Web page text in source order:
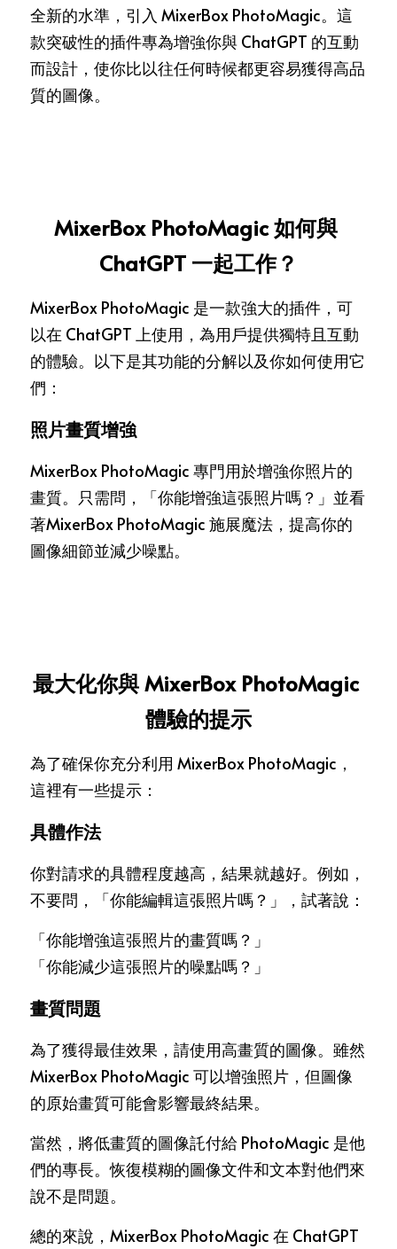
全新的水準，引入 MixerBox PhotoMagic。這
款突破性的插件專為增強你與 ChatGPT 的互動
而設計，使你比以往任何時候都更容易獲得高品
質的圖像。
MixerBox PhotoMagic 如何與
ChatGPT 一起工作？
MixerBox PhotoMagic 是一款強大的插件，可
以在 ChatGPT 上使用，為用戶提供獨特且互動
的體驗。以下是其功能的分解以及你如何使用它
們：
照片畫質增強
MixerBox PhotoMagic 專門用於增強你照片的
畫質。只需問，「你能增強這張照片嗎？」並看
著MixerBox PhotoMagic 施展魔法，提高你的
圖像細節並減少噪點。
最大化你與 MixerBox PhotoMagic
體驗的提示
為了確保你充分利用 MixerBox PhotoMagic，
這裡有一些提示：
具體作法
你對請求的具體程度越高，結果就越好。例如，
不要問，「你能編輯這張照片嗎？」，試著說：
「你能增強這張照片的畫質嗎？」
「你能減少這張照片的噪點嗎？」
畫質問題
為了獲得最佳效果，請使用高畫質的圖像。雖然
MixerBox PhotoMagic 可以增強照片，但圖像
的原始畫質可能會影響最終結果。
當然，將低畫質的圖像託付給 PhotoMagic 是他
們的專長。恢復模糊的圖像文件和文本對他們來
說不是問題。
總的來說，MixerBox PhotoMagic 在 ChatGPT